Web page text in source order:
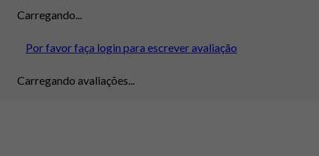
Carregando...
Por favor faça login para escrever avaliação
Carregando avaliações...